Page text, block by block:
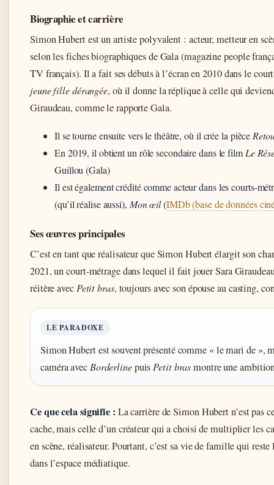
Biographie et carrière
Simon Hubert est un artiste polyvalent : acteur, metteur en
selon les fiches biographiques de Gala (magazine people
TV français). Il a fait ses débuts à l’écran en 2010 dans le
jeune fille dérangée, où il donne la réplique à celle qui
Giraudeau, comme le rapporte Gala.
Il se tourne ensuite vers le théâtre, où il crée la pièce
En 2019, il obtient un rôle secondaire dans le film Le
Guillou (Gala)
Il est également crédité comme acteur dans les courts-
(qu’il réalise aussi), Mon œil(IMDb (base de données
Ses œuvres principales
C’est en tant que réalisateur que Simon Hubert élargit son
2021, un court-métrage dans lequel il fait jouer Sara
réitère avec Petit bras, toujours avec son épouse au casting,
LE PARADOXE
Simon Hubert est souvent présenté comme « le mari de »,
caméra avec BorderlinepuisPetit brasmontre une
Ce que cela signifie : La carrière de Simon Hubert n’est pas
cache, mais celle d’un créateur qui a choisi de multiplier les
en scène, réalisateur. Pourtant, c’est sa vie de famille qui
dans l’espace médiatique.